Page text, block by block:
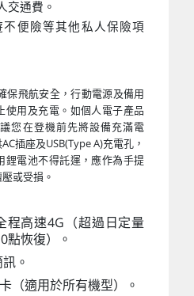
交通費。
便險等其他私人保險項
保飛航安全，行動電源及備用
使用及充電。如個人電子產品
您在登機前先將設備充滿電
插座及USB(Type A)充電孔，
鋰電池不得託運，應作為手提
或受損。
程高速4G（超過日定量
點恢復）。
。
（適用於所有機型）。